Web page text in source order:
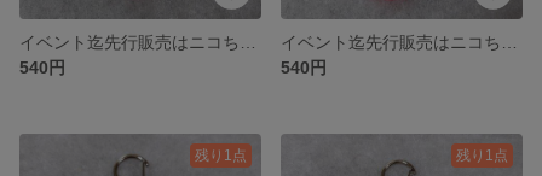
540円
540円
残り1点 残り1点